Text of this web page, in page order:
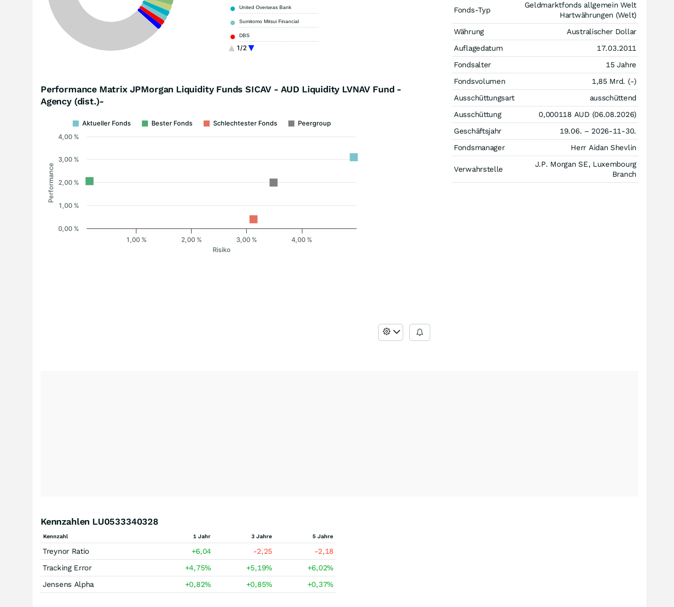
1/2
United Overseas Bank
Sumitomo Mitsui Financial
DBS
ANZ GROUP HOLDINGS
Performance Matrix JPMorgan Liquidity Funds SICAV - AUD Liquidity LVNAV Fund -
Agency (dist.)-
Risiko
Performance
Aktueller Fonds Bester Fonds Schlechtester Fonds Peergroup
1,00 % 2,00 % 3,00 % 4,00 %
0,00 %
1,00 %
2,00 %
3,00 %
4,00 %
Fonds-Typ
Geldmarktfonds allgemein Welt
Hartwährungen (Welt)
Währung
Australischer Dollar
Auflagedatum
17.03.2011
Fondsalter
15 Jahre
Fondsvolumen
1,85 Mrd. (-)
Ausschüttungsart
ausschüttend
Ausschüttung
0,000118 AUD (06.08.2026)
Geschäftsjahr
19.06. – 2026-11-30.
Fondsmanager
Herr Aidan Shevlin
Verwahrstelle
J.P. Morgan SE, Luxembourg
Branch
Kennzahlen LU0533340328
Kennzahl 1 Jahr 3 Jahre 5 Jahre
Treynor Ratio +6,04 -2,25
-2,18
Tracking Error
+4,75% +5,19% +6,02%
Jensens Alpha
+0,82% +0,85% +0,37%